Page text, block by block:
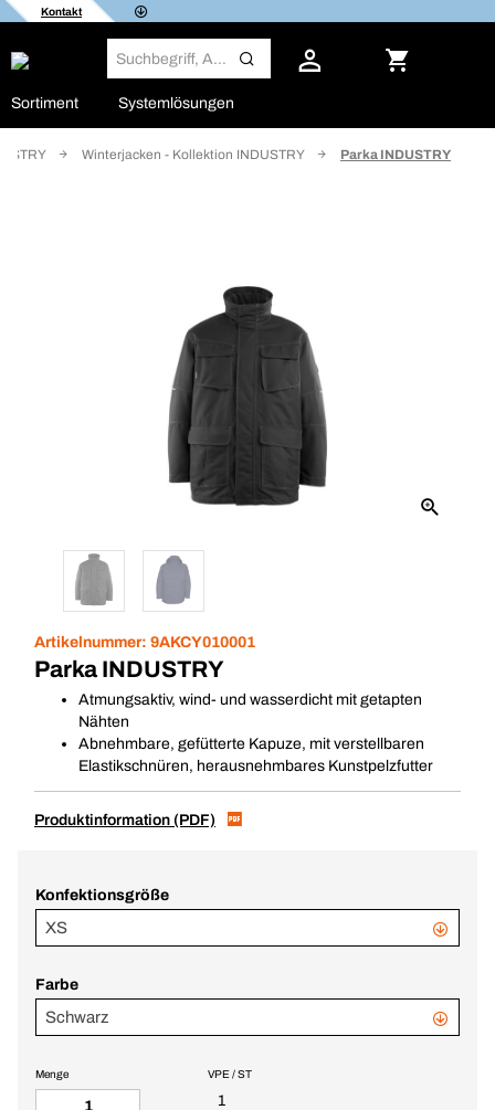
Kontakt
Sortiment Systemlösungen
Winterjacken - Kollektion INDUSTRY Parka INDUSTRY
Artikelnummer: 9AKCY010001
Parka INDUSTRY
Atmungsaktiv, wind- und wasserdicht mit getapten
Nähten
Abnehmbare, gefütterte Kapuze, mit verstellbaren
Elastikschnüren, herausnehmbares Kunstpelzfutter
Produktinformation (PDF)
Konfektionsgröße
XS
Farbe
Schwarz
VPE / ST
1
Menge